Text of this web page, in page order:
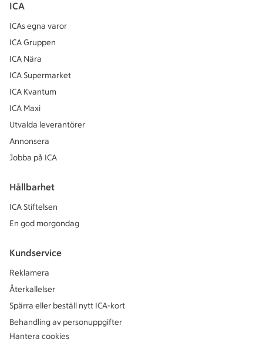
ICA
ICAs egna varor
ICA Gruppen
ICA Nära
ICA Supermarket
ICA Kvantum
ICA Maxi
Utvalda leverantörer
Annonsera
Jobba på ICA
Hållbarhet
ICA Stiftelsen
En god morgondag
Kundservice
Reklamera
Återkallelser
Spärra eller beställ nytt ICA-kort
Behandling av personuppgifter
Hantera cookies